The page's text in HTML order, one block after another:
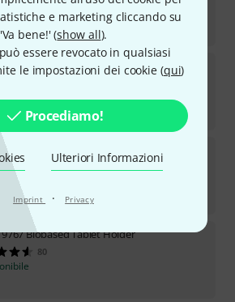
e marketing cliccando su
'Va bene!' (show all).
essere revocato in qualsiasi
le impostazioni dei cookie (qui)
Procediamo!
Ulteriori Informazioni
Imprint · Privacy
Grid Spark 40 BK Bundle
19796
Biobased Tablet Holder
80